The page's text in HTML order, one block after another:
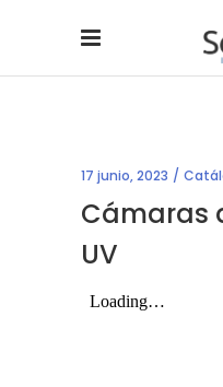
17 junio, 2023
Cámaras
UV